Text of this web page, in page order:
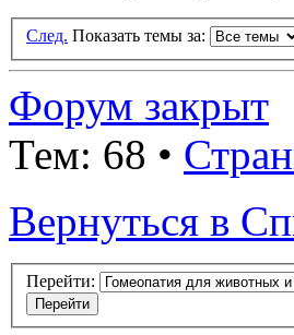
След. Показать темы за:
Форум закрыт
Тем: 68 •
Вернуться в
Перейти: